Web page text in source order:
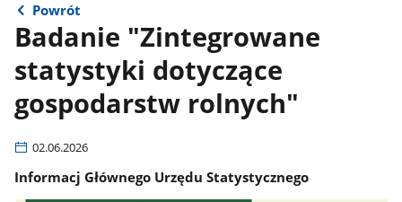
Powrót
Badanie "Zintegrowane
statystyki dotyczące
gospodarstw rolnych"
02.06.2026
Informacj Głównego Urzędu Statystycznego